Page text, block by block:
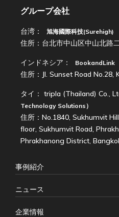
グループ会社
台湾： 旭海國際科技(Surehigh)
住所：台北市中山区中山北路
インドネシア： BookandLink
住所：Jl. Sunset Road No.28,
タイ： tripla (Thailand) Co.,
Technology Solutions ）
住所：No.1840, Sukhumvit
floor, Sukhumvit Road,
Phrakhanong District,
事例紹介
ニュース
企業情報